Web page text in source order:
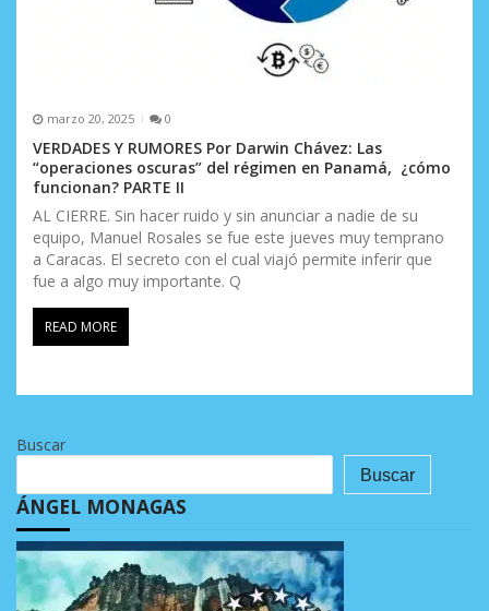
marzo 20, 2025 0
VERDADES Y RUMORES Por Darwin Chávez: Las
“operaciones oscuras” del régimen en Panamá, ¿cómo
funcionan? PARTE II
AL CIERRE. Sin hacer ruido y sin anunciar a nadie de su
equipo, Manuel Rosales se fue este jueves muy temprano
a Caracas. El secreto con el cual viajó permite inferir que
fue a algo muy importante. Q
READ MORE
Buscar
Buscar
ÁNGEL MONAGAS